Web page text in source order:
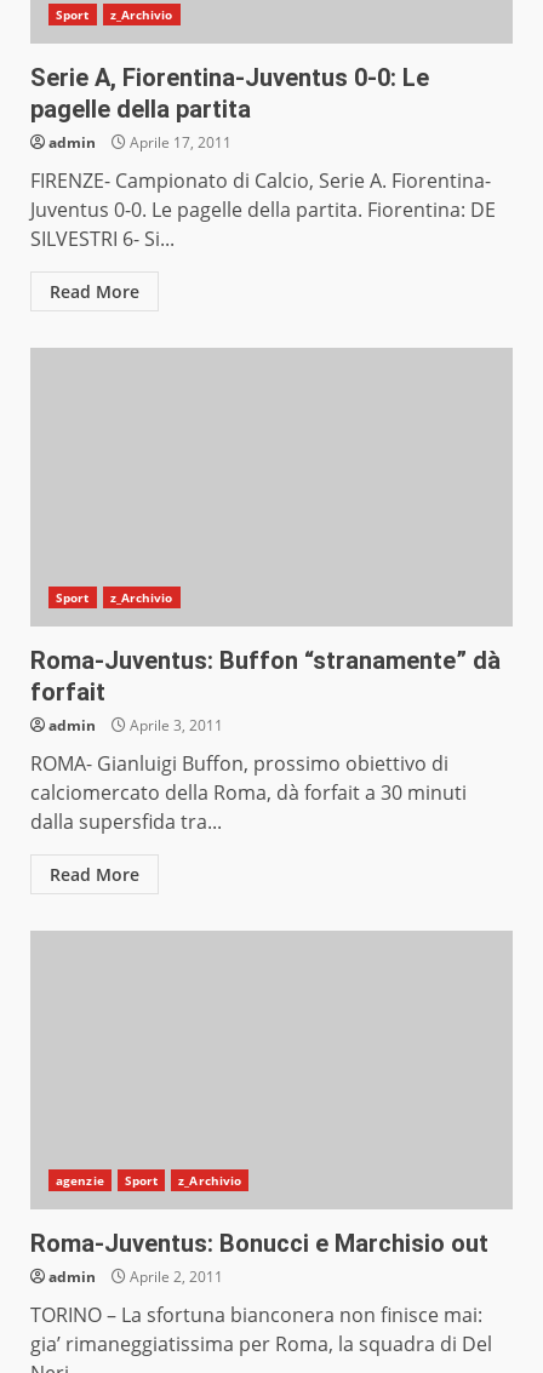
Sport z_Archivio
Serie A, Fiorentina-Juventus 0-0: Le
pagelle della partita
admin Aprile 17, 2011
FIRENZE- Campionato di Calcio, Serie A. Fiorentina-
Juventus 0-0. Le pagelle della partita. Fiorentina: DE
SILVESTRI 6- Si...
Read More
Sport z_Archivio
Roma-Juventus: Buffon “stranamente” dà
forfait
admin Aprile 3, 2011
ROMA- Gianluigi Buffon, prossimo obiettivo di
calciomercato della Roma, dà forfait a 30 minuti
dalla supersfida tra...
Read More
agenzie Sport z_Archivio
Roma-Juventus: Bonucci e Marchisio out
admin Aprile 2, 2011
TORINO – La sfortuna bianconera non finisce mai:
gia’ rimaneggiatissima per Roma, la squadra di Del